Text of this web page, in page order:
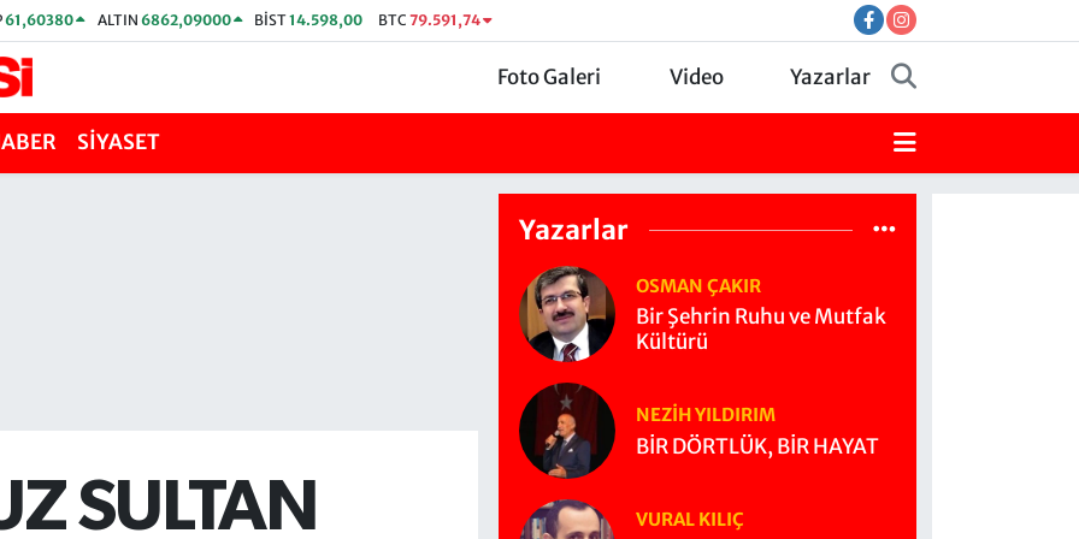
61,60380 ALTIN 6862,09000 BİST14.598,00 BTC 79.591,74
Foto Galeri Video Yazarlar
SİYASET
SULTAN
Yazarlar
OSMAN ÇAKIR
Bir Şehrin Ruhu ve Mutfak
Kültürü
NEZIH YILDIRIM
BİR DÖRTLÜK, BİR HAYAT
VURAL KILIÇ